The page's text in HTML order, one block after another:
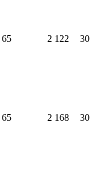
65 2 122 30
65 2 168 30